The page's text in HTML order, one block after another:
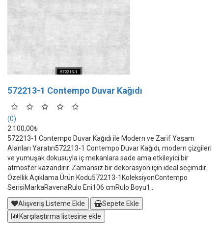
572213-1 Contempo Duvar Kağıdı
(0)
2.100,00₺
572213-1 Contempo Duvar Kağıdı ile Modern ve Zarif Yaşam
Alanları Yaratın572213-1 Contempo Duvar Kağıdı, modern çizgileri
ve yumuşak dokusuyla iç mekanlara sade ama etkileyici bir
atmosfer kazandırır. Zamansız bir dekorasyon için ideal seçimdir.
Özellik Açıklama Ürün Kodu572213-1KoleksiyonContempo
SerisiMarkaRavenaRulo Eni106 cmRulo Boyu1..
Alışveriş Listeme Ekle
Sepete Ekle
Karşılaştırma listesine ekle